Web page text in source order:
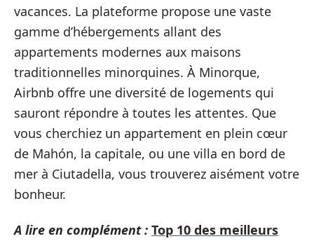
vacances. La plateforme propose une vaste
gamme d’hébergements allant des
appartements modernes aux maisons
traditionnelles minorquines. À Minorque,
Airbnb offre une diversité de logements qui
sauront répondre à toutes les attentes. Que
vous cherchiez un appartement en plein cœur
de Mahón, la capitale, ou une villa en bord de
mer à Ciutadella, vous trouverez aisément votre
bonheur.
A lire en complément : Top 10 des meilleurs